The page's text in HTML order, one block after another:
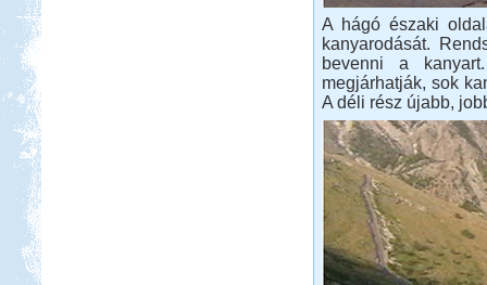
A hágó északi
kanyarodását.
bevenni a
megjárhatják, sok
A déli rész újabb,